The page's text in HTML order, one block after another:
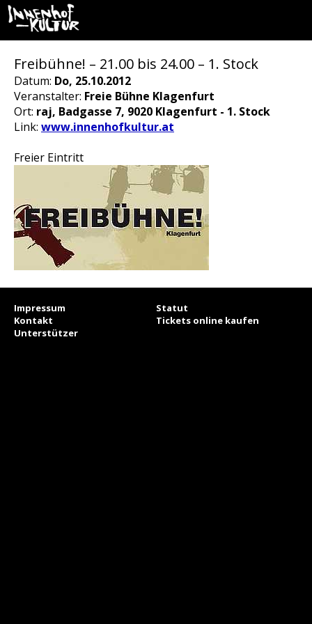
Freibühne! – 21.00 bis 24.00 – 1. Stock
Datum: Do, 25.10.2012
Veranstalter: Freie Bühne Klagenfurt
Ort: raj, Badgasse 7, 9020 Klagenfurt - 1. Stock
Link: www.innenhofkultur.at
Freier Eintritt
Impressum
Statut
Kontakt
Tickets online kaufen
Unterstützer